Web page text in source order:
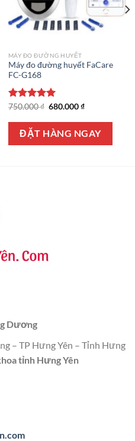
MÁY ĐO ĐƯỜNG HUYẾT
Máy đo đường huyết FaCare
FC-G168
Được xếp
5 sao
750.000₫ Giá
là:
750.000 ₫.
680.000₫Giá
tại
là:
680.000 ₫.
ĐẶT HÀNG NGAY
Dương
– TP Hưng Yên – Tỉnh Hưng
tỉnh Hưng Yên